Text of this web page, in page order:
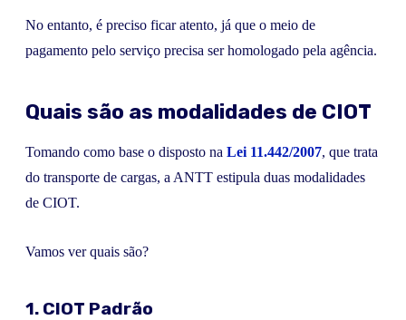
No entanto, é preciso ficar atento, já que o meio de
pagamento pelo serviço precisa ser homologado pela agência.
Quais são as modalidades de CIOT
Tomando como base o disposto na Lei 11.442/2007, que trata
do transporte de cargas, a ANTT estipula duas modalidades
de CIOT.
Vamos ver quais são?
1. CIOT Padrão